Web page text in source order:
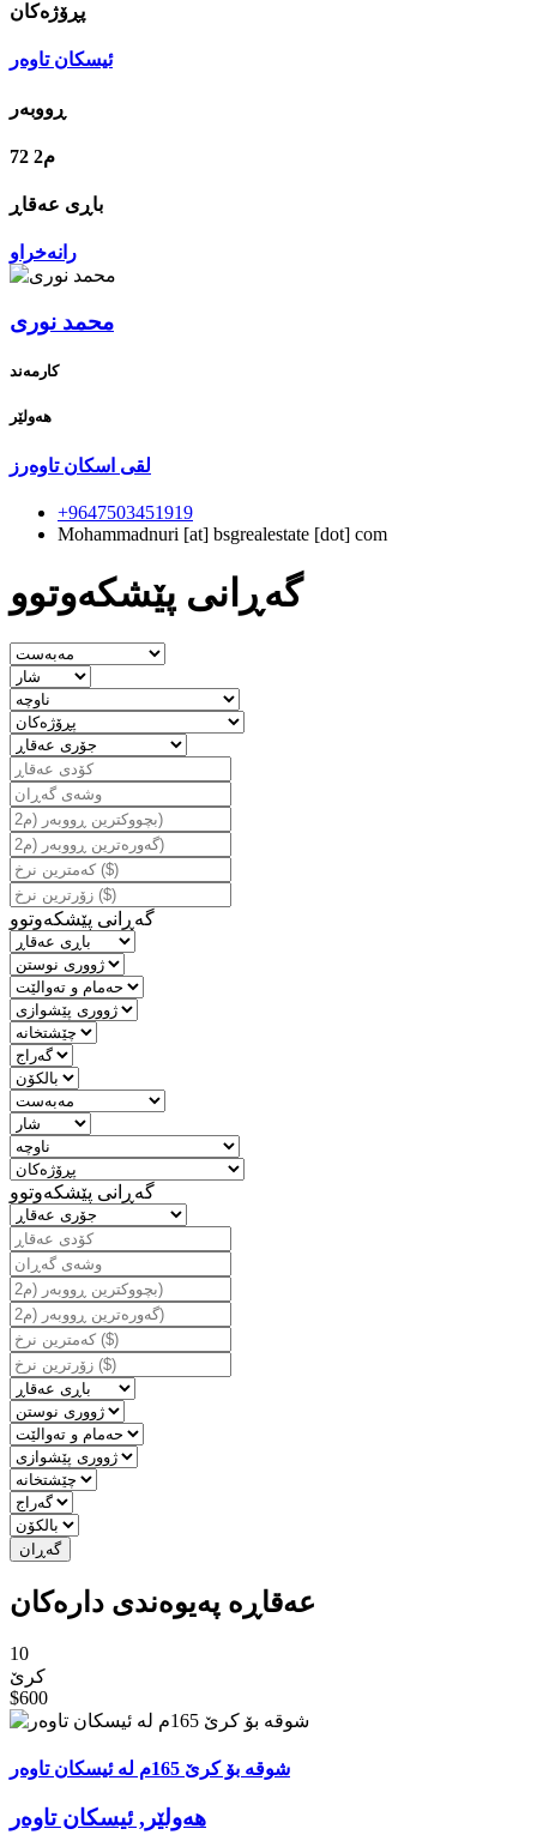
پڕۆژه‌كان
ئیسکان تاوەر
ڕووبه‌ر
72 م2
رانەخراو
محمد نوری
کارمەند
هه‌ولێر
لقی اسکان تاوەرز
+9647503451919
Mohammadnuri [at] bsgrealestate [dot] com
گه‌ڕانی پێشكه‌وتوو
گه‌ڕانی پێشكه‌وتوو
گه‌ڕانی پێشكه‌وتوو
عەقاڕە پەیوەندی دارەكان
10
کرێ
$600
شوقە بۆ کرێ 165م لە ئیسکان تاوەر
هه‌ولێر, ئیسکان تاوەر